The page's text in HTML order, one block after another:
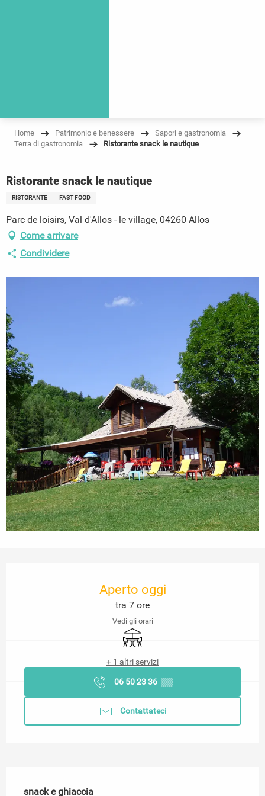
Home Patrimonio e benessere
Sapori e gastronomia
Terra di gastronomia
Ristorante snack le nautique
Ristorante snack le nautique
RISTORANTE FAST FOOD
Parc de loisirs, Val d'Allos - le village, 04260 Allos
Come arrivare
Condividere
Aperto oggi
tra 7 ore
Vedi gli orari
Terrazza
+ 1 altri servizi
06 50 23 36 ▒▒
Contattateci
snack e ghiaccia